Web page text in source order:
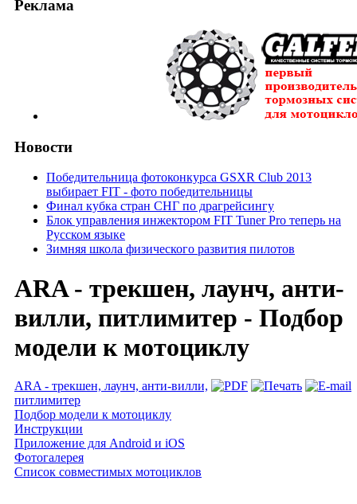
Реклама
Новости
Победительница фотоконкурса GSXR Club 2013
выбирает FIT - фото победительницы
Финал кубка стран СНГ по драгрейсингу
Блок управления инжектором FIT Tuner Pro теперь на
Русском языке
Зимняя школа физического развития пилотов
ARA - трекшен, лаунч, анти-
вилли, питлимитер - Подбор
модели к мотоциклу
ARA - трекшен, лаунч, анти-вилли,
питлимитер
Подбор модели к мотоциклу
Инструкции
Приложение для Android и iOS
Фотогалерея
Список совместимых мотоциклов